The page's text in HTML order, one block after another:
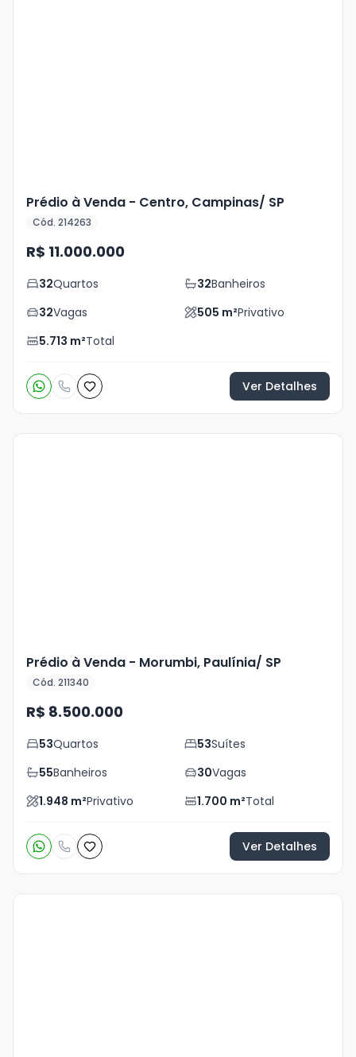
Prédio à Venda - Centro, Campinas/ SP
Cód. 214263
R$ 11.000.000
32Quartos 32Banheiros
32Vagas 505 m²Privativo
5.713 m²Total
Ver Detalhes
Prédio à Venda - Morumbi, Paulínia/ SP
Cód. 211340
R$ 8.500.000
53Quartos 53Suítes
55Banheiros 30Vagas
1.948 m²Privativo 1.700 m²Total
Ver Detalhes